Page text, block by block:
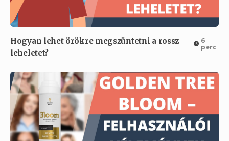
Hogyan lehet örökre megszüntetni a rossz
leheletet?
6
perc